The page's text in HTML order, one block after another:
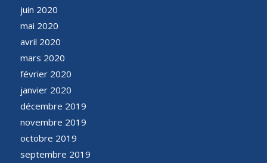
juin 2020
mai 2020
avril 2020
mars 2020
février 2020
janvier 2020
décembre 2019
novembre 2019
octobre 2019
septembre 2019